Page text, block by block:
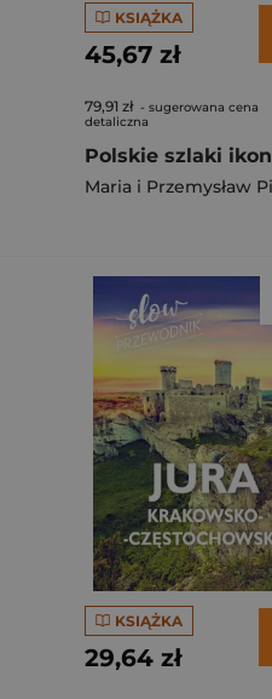
KSIĄŻKA
45,67 zł
79,91 zł - sugerowana cena
detaliczna
Polskie szlaki ikon
KSIĄŻKA
29,64 zł